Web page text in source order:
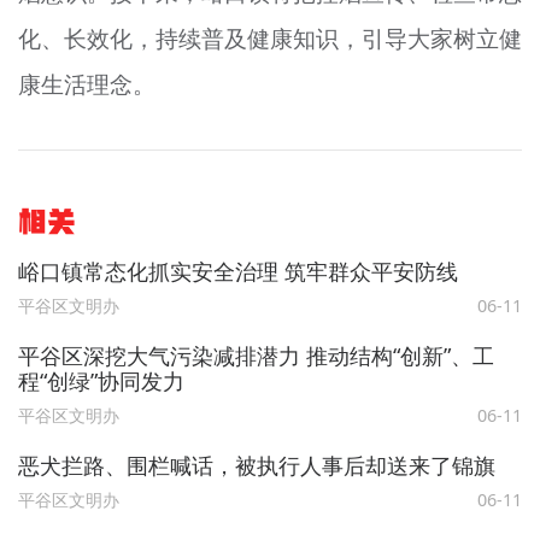
化、长效化，持续普及健康知识，引导大家树立健
康生活理念。
相关
峪口镇常态化抓实安全治理 筑牢群众平安防线
平谷区文明办 06-11
平谷区深挖大气污染减排潜力 推动结构“创新”、工
程“创绿”协同发力
平谷区文明办 06-11
恶犬拦路、围栏喊话，被执行人事后却送来了锦旗
平谷区文明办 06-11